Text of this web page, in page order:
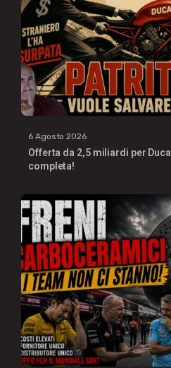
6 Agosto 2026
Offerta da 2,5 miliardi per
completa!